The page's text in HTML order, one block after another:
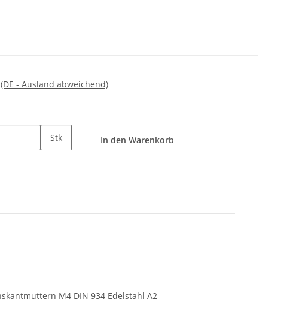
(DE - Ausland abweichend)
Stk In den Warenkorb